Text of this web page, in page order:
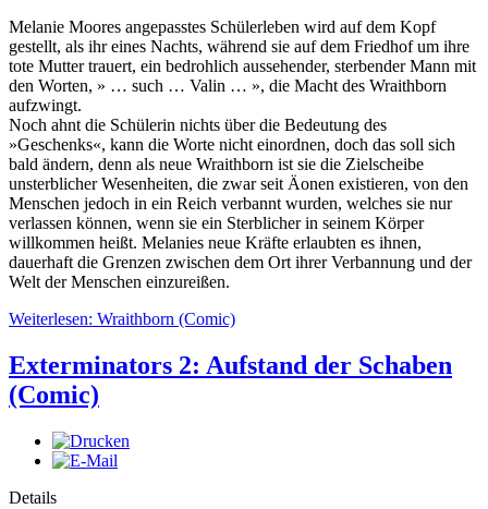
Melanie Moores angepasstes Schülerleben wird auf dem Kopf
gestellt, als ihr eines Nachts, während sie auf dem Friedhof um ihre
tote Mutter trauert, ein bedrohlich aussehender, sterbender Mann mit
den Worten, » … such … Valin … », die Macht des Wraithborn
aufzwingt.
Noch ahnt die Schülerin nichts über die Bedeutung des
»Geschenks«, kann die Worte nicht einordnen, doch das soll sich
bald ändern, denn als neue Wraithborn ist sie die Zielscheibe
unsterblicher Wesenheiten, die zwar seit Äonen existieren, von den
Menschen jedoch in ein Reich verbannt wurden, welches sie nur
verlassen können, wenn sie ein Sterblicher in seinem Körper
willkommen heißt. Melanies neue Kräfte erlaubten es ihnen,
dauerhaft die Grenzen zwischen dem Ort ihrer Verbannung und der
Welt der Menschen einzureißen.
Weiterlesen: Wraithborn (Comic)
Exterminators 2: Aufstand der Schaben
(Comic)
Details